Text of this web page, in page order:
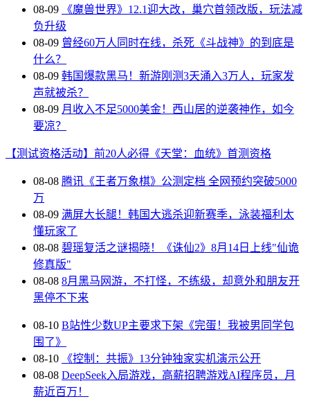
08-09
《魔兽世界》12.1迎大改，巢穴首领改版，玩法减
负升级
08-09 曾经60万人同时在线，杀死《斗战神》的到底是
什么？
08-09 韩国爆款黑马！新游刚测3天涌入3万人，玩家发
声就被杀？
08-09 月收入不足5000美金！西山居的逆袭神作，如今
要凉？
【测试资格活动】前20人必得《天堂：血统》首测资格
08-08 腾讯《王者万象棋》公测定档 全网预约突破5000
万
08-09 满屏大长腿！韩国大逃杀迎新赛季，泳装福利太
懂玩家了
08-08 碧瑶复活之谜揭晓！《诛仙2》8月14日上线"仙诡
修真版"
08-08 8月黑马网游，不打怪，不练级，却意外和朋友开
黑停不下来
08-10 B站性少数UP主要求下架《完蛋！我被男同学包
围了》
08-10
《控制：共振》13分钟独家实机演示公开
08-08 DeepSeek入局游戏，高薪招聘游戏AI程序员，月
薪近百万！